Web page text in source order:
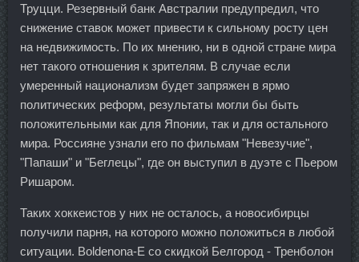
Труцци. Резервный банк Австралии предупредил, что
снижение ставок может привести к сильному росту цен
на недвижимость. По их мнению, ни в одной стране мира
нет такого отношения к зрителям. В случае если
умеренный национализм будет запряжен в ярмо
политических реформ, результаты могли бы быть
положительными как для Японии, так и для остального
мира. Россияне узнали его по фильмам "Невезучие",
"Папаши" и "Беглецы", где он выступил в дуэте с Пьером
Ришаром.
Таких хоккеистов у них не осталось, а новосибирцы
получили парня, на которого можно положиться в любой
ситуации. Boldenona-E со скидкой Белгород - Тренболон